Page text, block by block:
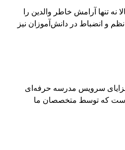
تنها آرامش خاطر والدین را
نظم و انضباط در دانش‌آموزان نیز
مزایای سرویس مدرسه حرفه‌ای
است که توسط متخصصان ما